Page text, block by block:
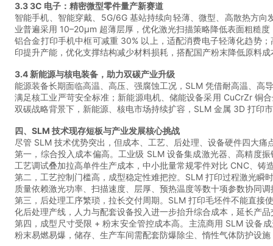
3.3 3C 电子：精密微型零件量产新赛道
智能手机、智能穿戴、5G/6G 基站持续向轻薄、微型、高散热方
业普遍采用 10–20μm 超薄层厚，优化激光扫描策略降低表面粗糙
铝合金打印手机中框可减重 30% 以上，适配消费电子轻薄化趋势
印提升产能，优化支撑结构减少材料损耗，搭配国产粉末降低原料
3.4 新能源与核电装备，助力双碳产业升级
能源装备长期面临高温、高压、强腐蚀工况，SLM 凭借耐高温、
满足核工业严苛安全标准；新能源电机、储能设备采用 CuCrZr 铜
双碳战略背景下，新能源、核电市场持续扩容，SLM 金属 3D 打印
四、SLM 技术现存短板与产业发展核心挑战
尽管 SLM 技术优势突出，但成本、工艺、后处理、设备硬件四大
第一，综合投入成本偏高。工业级 SLM 设备集成激光器、高精度
工艺调试叠加拉高单件生产成本，中小批量常规零件对比 CNC、
第二，工艺控制门槛高，成型稳定性难把控。SLM 打印过程激光瞬
质量依赖激光功率、扫描速度、层厚、预热温度等数十项参数协同
第三，后处理工序繁琐，拉长交付周期。SLM 打印毛坯件不能直接
化后处理产线，人力与配套设备投入进一步抬升综合成本，延长产
第四，成型尺寸受限 + 粉末安全管控成本高。主流商用 SLM 设备
粉末易燃易爆，储存、生产车间需配套防爆除尘、惰性气体防护设